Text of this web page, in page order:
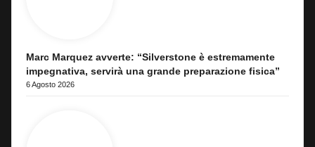
Marc Marquez avverte: “Silverstone è estremamente
impegnativa, servirà una grande preparazione fisica”
6 Agosto 2026